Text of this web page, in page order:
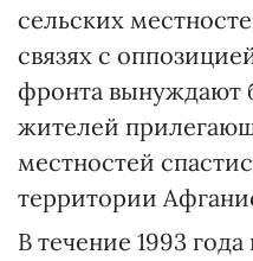
сельских
связях с
фронта вынуждают
жителей
местностей
территории
В течение 1993